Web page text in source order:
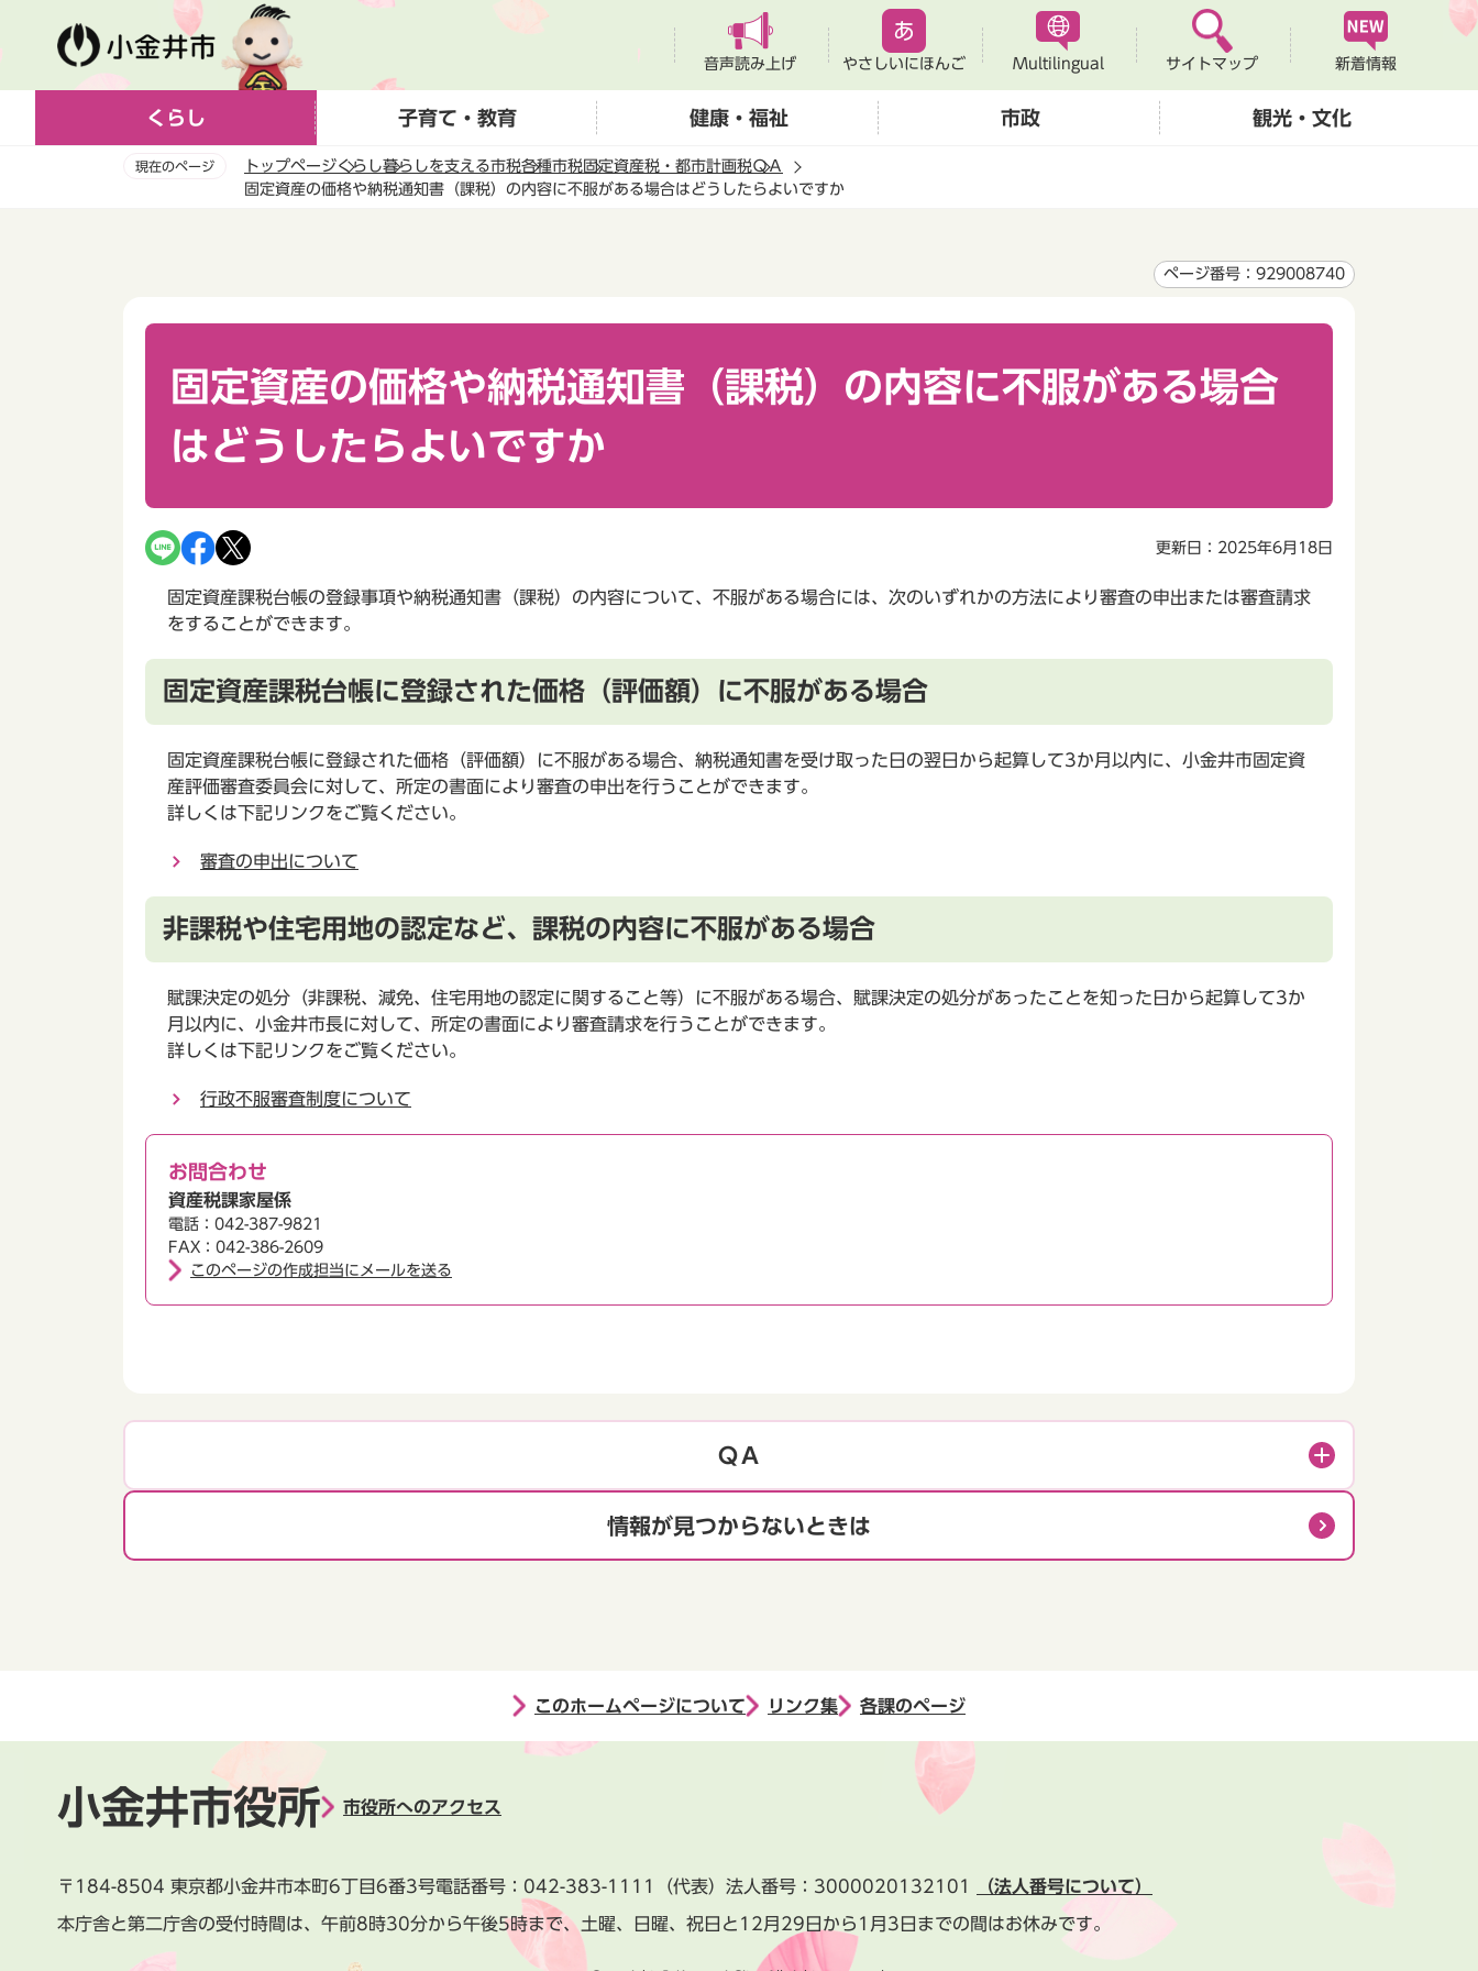
ー
音声読み上げ やさしいにほんご Multilingual サイトマップ 新着情報
くらし 子育て・教育 健康・福祉 市政 観光・文化
現在のページ トップページくらし暮らしを支える市税各種市税固定資産税・都市計画税ＱＡ
固定資産の価格や納税通知書（課税）の内容に不服がある場合はどうしたらよいですか
ページ番号：929008740
固定資産の価格や納税通知書（課税）の内容に不服がある場合
はどうしたらよいですか
更新日：2025年6月18日
固定資産課税台帳の登録事項や納税通知書（課税）の内容について、不服がある場合には、次のいずれかの方法により審査の申出または審査請求
をすることができます。
固定資産課税台帳に登録された価格（評価額）に不服がある場合
固定資産課税台帳に登録された価格（評価額）に不服がある場合、納税通知書を受け取った日の翌日から起算して3か月以内に、小金井市固定資
産評価審査委員会に対して、所定の書面により審査の申出を行うことができます。
詳しくは下記リンクをご覧ください。
審査の申出について
非課税や住宅用地の認定など、課税の内容に不服がある場合
賦課決定の処分（非課税、減免、住宅用地の認定に関すること等）に不服がある場合、賦課決定の処分があったことを知った日から起算して3か
月以内に、小金井市長に対して、所定の書面により審査請求を行うことができます。
詳しくは下記リンクをご覧ください。
行政不服審査制度について
お問合わせ
資産税課家屋係
電話：042-387-9821
FAX：042-386-2609
このページの作成担当にメールを送る
ＱＡ
情報が見つからないときは
このホームページについて リンク集 各課のページ
小金井市役所 市役所へのアクセス
〒184-8504 東京都小金井市本町6丁目6番3号電話番号： 042-383-1111 （代表） 法人番号：3000020132101 （法人番号について）
本庁舎と第二庁舎の受付時間は、 午前8時30分から午後5時まで、土曜、日曜、祝日と 12月29日から1月3日までの間はお休みです。